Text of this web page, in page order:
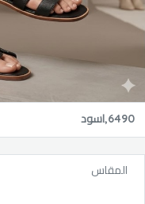
6490,اسود
المقاس